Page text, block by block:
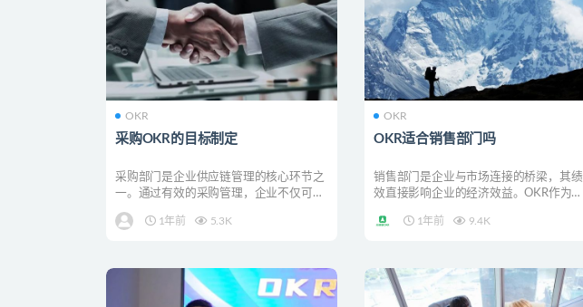
OKR
采购OKR的目标制定
采购部门是企业供应链管理的核心环节之
一。通过有效的采购管理，企业不仅可以
1年前
5.3K
OKR
OKR适合销售部门吗
销售部门是企业与市场连接的桥梁，其绩
效直接影响企业的经济效益。OKR作为一
1年前
9.4K